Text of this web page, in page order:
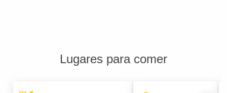
Lugares para comer